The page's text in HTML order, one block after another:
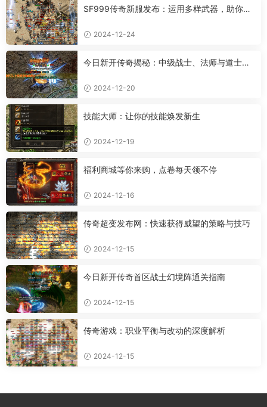
SF999传奇新服发布：运用多样武器，助你成
2024-12-24
今日新开传奇揭秘：中级战士、法师与道士的
2024-12-20
技能大师：让你的技能焕发新生
2024-12-19
福利商城等你来购，点卷每天领不停
2024-12-16
传奇超变发布网：快速获得威望的策略与技巧
2024-12-15
今日新开传奇首区战士幻境阵通关指南
2024-12-15
传奇游戏：职业平衡与改动的深度解析
2024-12-15